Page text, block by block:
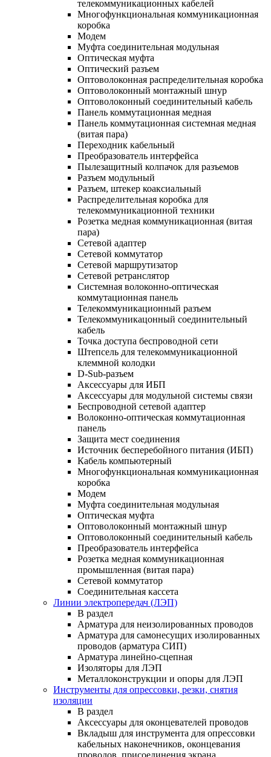
телекоммуникационных кабелей
Многофункциональная коммуникационная
коробка
Модем
Муфта соединительная модульная
Оптическая муфта
Оптический разъем
Оптоволоконная распределительная коробка
Оптоволоконный монтажный шнур
Оптоволоконный соединительный кабель
Панель коммутационная медная
Панель коммутационная системная медная
(витая пара)
Переходник кабельный
Преобразователь интерфейса
Пылезащитный колпачок для разъемов
Разъем модульный
Разъем, штекер коаксиальный
Распределительная коробка для
телекоммуникационной техники
Розетка медная коммуникационная (витая
пара)
Сетевой адаптер
Сетевой коммутатор
Сетевой маршрутизатор
Сетевой ретранслятор
Системная волоконно-оптическая
коммутационная панель
Телекоммуникационный разъем
Телекоммуникацонный соединительный
кабель
Точка доступа беспроводной сети
Штепсель для телекоммуникационной
клеммной колодки
D-Sub-разъем
Аксессуары для ИБП
Аксессуары для модульной системы связи
Беспроводной сетевой адаптер
Волоконно-оптическая коммутационная
панель
Защита мест соединения
Источник бесперебойного питания (ИБП)
Кабель компьютерный
Многофункциональная коммуникационная
коробка
Модем
Муфта соединительная модульная
Оптическая муфта
Оптоволоконный монтажный шнур
Оптоволоконный соединительный кабель
Преобразователь интерфейса
Розетка медная коммуникационная
промышленная (витая пара)
Сетевой коммутатор
Соединительная кассета
Линии электропередач (ЛЭП)
В раздел
Арматура для неизолированных проводов
Арматура для самонесущих изолированных
проводов (арматура СИП)
Арматура линейно-сцепная
Изоляторы для ЛЭП
Металлоконструкции и опоры для ЛЭП
Инструменты для опрессовки, резки, снятия
изоляции
В раздел
Аксессуары для оконцевателей проводов
Вкладыш для инструмента для опрессовки
кабельных наконечников, оконцевания
проводов, присоединения экрана